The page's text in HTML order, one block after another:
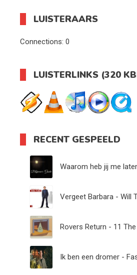
LUISTERAARS
Connections: 0
LUISTERLINKS (320
RECENT GESPEELD
Waarom heb jij me
Vergeet Barbara - Will
Rovers Return - 11
Ik ben een dromer -